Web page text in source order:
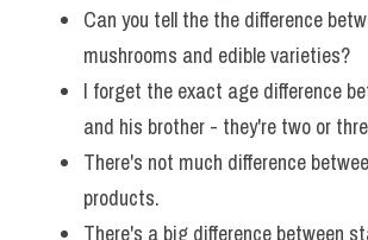
Can you tell the the difference
mushrooms and edible varieties?
I forget the exact age difference
and his brother - they're two or
There's not much difference
products.
There's a big difference between